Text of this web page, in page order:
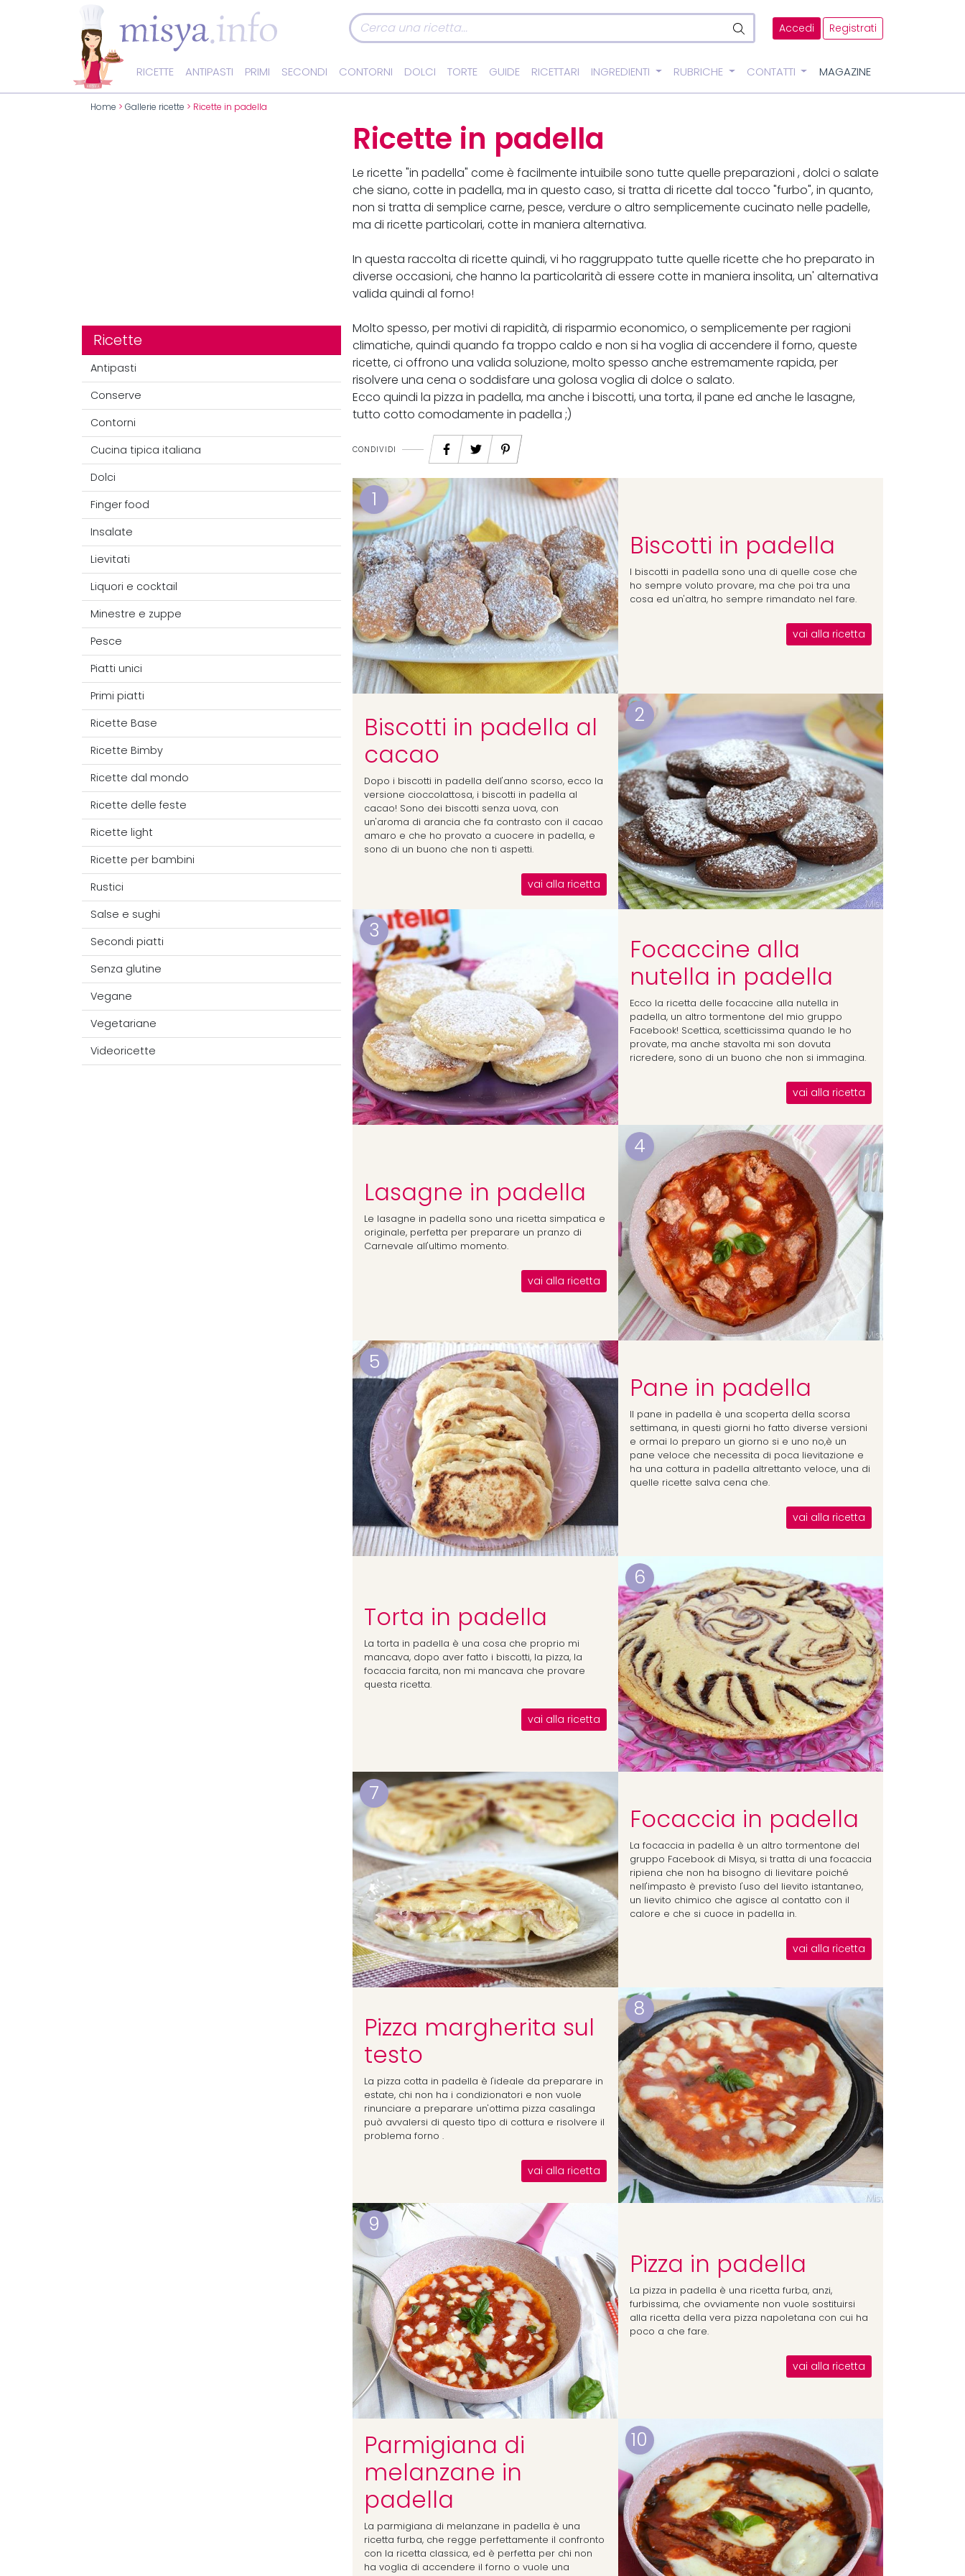
Accedi Registrati
RICETTE ANTIPASTI PRIMI SECONDI CONTORNI DOLCI TORTE GUIDE RICETTARI INGREDIENTI RUBRICHE CONTATTI MAGAZINE
Home > Gallerie ricette > Ricette in padella
Ricette
Antipasti
Conserve
Contorni
Cucina tipica italiana
Dolci
Finger food
Insalate
Lievitati
Liquori e cocktail
Minestre e zuppe
Pesce
Piatti unici
Primi piatti
Ricette Base
Ricette Bimby
Ricette dal mondo
Ricette delle feste
Ricette light
Ricette per bambini
Rustici
Salse e sughi
Secondi piatti
Senza glutine
Vegane
Vegetariane
Videoricette
Ricette in padella
Le ricette "in padella" come è facilmente intuibile sono tutte quelle preparazioni , dolci o salate
che siano, cotte in padella, ma in questo caso, si tratta di ricette dal tocco "furbo", in quanto,
non si tratta di semplice carne, pesce, verdure o altro semplicemente cucinato nelle padelle,
ma di ricette particolari, cotte in maniera alternativa.
In questa raccolta di ricette quindi, vi ho raggruppato tutte quelle ricette che ho preparato in
diverse occasioni, che hanno la particolarità di essere cotte in maniera insolita, un' alternativa
valida quindi al forno!
Molto spesso, per motivi di rapidità, di risparmio economico, o semplicemente per ragioni
climatiche, quindi quando fa troppo caldo e non si ha voglia di accendere il forno, queste
ricette, ci offrono una valida soluzione, molto spesso anche estremamente rapida, per
risolvere una cena o soddisfare una golosa voglia di dolce o salato.
Ecco quindi la pizza in padella, ma anche i biscotti, una torta, il pane ed anche le lasagne,
tutto cotto comodamente in padella ;)
CONDIVIDI
1
Biscotti in padella
I biscotti in padella sono una di quelle cose che
ho sempre voluto provare, ma che poi tra una
cosa ed un'altra, ho sempre rimandato nel fare.
vai alla ricetta
2
Biscotti in padella al
cacao
Dopo i biscotti in padella dell'anno scorso, ecco la
versione cioccolattosa, i biscotti in padella al
cacao! Sono dei biscotti senza uova, con
un'aroma di arancia che fa contrasto con il cacao
amaro e che ho provato a cuocere in padella, e
sono di un buono che non ti aspetti.
vai alla ricetta
3
Focaccine alla
nutella in padella
Ecco la ricetta delle focaccine alla nutella in
padella, un altro tormentone del mio gruppo
Facebook! Scettica, scetticissima quando le ho
provate, ma anche stavolta mi son dovuta
ricredere, sono di un buono che non si immagina.
vai alla ricetta
4
Lasagne in padella
Le lasagne in padella sono una ricetta simpatica e
originale, perfetta per preparare un pranzo di
Carnevale all'ultimo momento.
vai alla ricetta
5
Pane in padella
Il pane in padella è una scoperta della scorsa
settimana, in questi giorni ho fatto diverse versioni
e ormai lo preparo un giorno si e uno no,è un
pane veloce che necessita di poca lievitazione e
ha una cottura in padella altrettanto veloce, una di
quelle ricette salva cena che.
vai alla ricetta
6
Torta in padella
La torta in padella è una cosa che proprio mi
mancava, dopo aver fatto i biscotti, la pizza, la
focaccia farcita, non mi mancava che provare
questa ricetta.
vai alla ricetta
7
Focaccia in padella
La focaccia in padella è un altro tormentone del
gruppo Facebook di Misya, si tratta di una focaccia
ripiena che non ha bisogno di lievitare poiché
nell'impasto è previsto l'uso del lievito istantaneo,
un lievito chimico che agisce al contatto con il
calore e che si cuoce in padella in.
vai alla ricetta
8
Pizza margherita sul
testo
La pizza cotta in padella è l'ideale da preparare in
estate, chi non ha i condizionatori e non vuole
rinunciare a preparare un'ottima pizza casalinga
può avvalersi di questo tipo di cottura e risolvere il
problema forno .
vai alla ricetta
9
Pizza in padella
La pizza in padella è una ricetta furba, anzi,
furbissima, che ovviamente non vuole sostituirsi
alla ricetta della vera pizza napoletana con cui ha
poco a che fare.
vai alla ricetta
10
Parmigiana di
melanzane in
padella
La parmigiana di melanzane in padella è una
ricetta furba, che regge perfettamente il confronto
con la ricetta classica, ed è perfetta per chi non
ha voglia di accendere il forno o vuole una